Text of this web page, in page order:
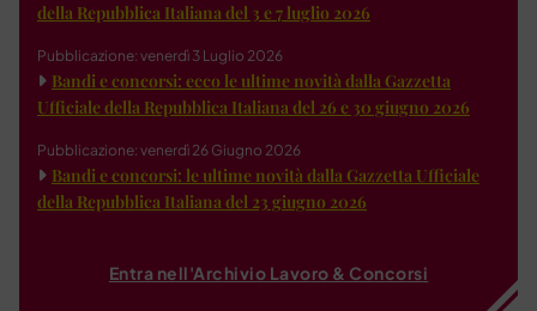
della Repubblica Italiana del 3 e 7 luglio 2026
Pubblicazione: venerdì 3 Luglio 2026
Bandi e concorsi: ecco le ultime novità dalla Gazzetta
Ufficiale della Repubblica Italiana del 26 e 30 giugno 2026
Pubblicazione: venerdì 26 Giugno 2026
Bandi e concorsi: le ultime novità dalla Gazzetta Ufficiale
della Repubblica Italiana del 23 giugno 2026
Entra nell'Archivio Lavoro & Concorsi